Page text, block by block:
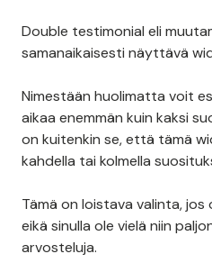
Double testimonial eli
samanaikaisesti näyttävä
Nimestään huolimatta voit
aikaa enemmän kuin kaksi
on kuitenkin se, että tämä
kahdella tai kolmella
Tämä on loistava valinta,
eikä sinulla ole vielä niin
arvosteluja.